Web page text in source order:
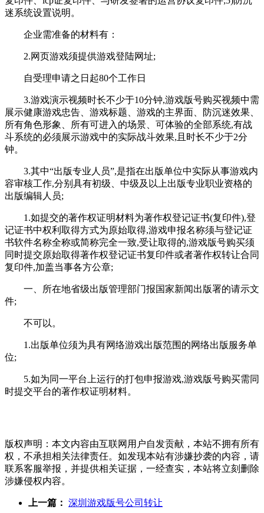
迷系统设置说明。
企业需准备的材料有：
2.网页游戏须提供游戏登陆网址;
自受理申请之日起80个工作日
3.游戏演示视频时长不少于10分钟,游戏版号购买视频中需
展示健康游戏忠告、游戏标题、游戏的主界面、防沉迷效果、
所有角色形象、所有可进入的场景、可体验的全部系统,有战
斗系统的必须展示游戏中的实际战斗效果,且时长不少于2分
钟。
3.其中“出版专业人员”,是指在出版单位中实际从事游戏内
容审核工作,分别具有初级、中级及以上出版专业职业资格的
出版编辑人员;
1.如提交的著作权证明材料为著作权登记证书(复印件),登
记证书中权利取得方式为原始取得,游戏申报名称须与登记证
书软件名称全称或简称完全一致,受让取得的,游戏版号购买须
同时提交原始取得著作权登记证书复印件或者著作权转让合同
复印件,加盖当事各方公章;
一、所在地省级出版管理部门报国家新闻出版署的请示文
件;
不可以。
1.出版单位须为具有网络游戏出版范围的网络出版服务单
位;
5.如为同一平台上运行的打包申报游戏,游戏版号购买需同
时提交平台的著作权证明材料。
版权声明：本文内容由互联网用户自发贡献，本站不拥有所有
权，不承担相关法律责任。如发现本站有涉嫌抄袭的内容，请
联系客服举报，并提供相关证据，一经查实，本站将立刻删除
涉嫌侵权内容。
上一篇： 深圳游戏版号公司转让